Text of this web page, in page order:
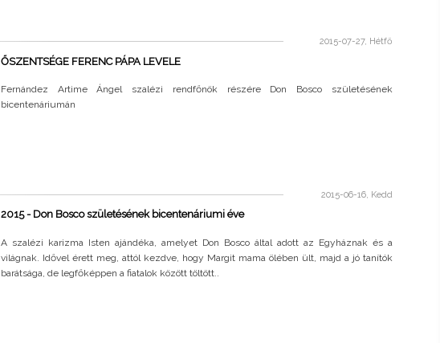
2015-07-27, Hétfő
ŐSZENTSÉGE FERENC PÁPA LEVELE
Fernández Artime Ángel szalézi rendfőnök részére Don Bosco születésének
bicentenáriumán
2015-06-16, Kedd
2015 - Don Bosco születésének bicentenáriumi éve
A szalézi karizma Isten ajándéka, amelyet Don Bosco által adott az Egyháznak és a
világnak. Idővel érett meg, attól kezdve, hogy Margit mama ölében ült, majd a jó tanítók
barátsága, de legfőképpen a fiatalok között töltött..